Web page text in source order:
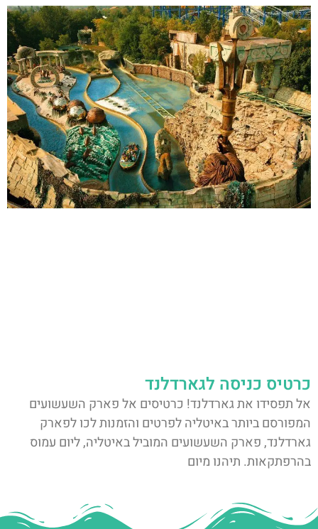
כרטיס כניסה לגארדלנד
אל תפסידו את גארדלנד! כרטיסים אל פארק השעשועים
המפורסם ביותר באיטליה לפרטים והזמנות לכו לפארק
גארדלנד, פארק השעשועים המוביל באיטליה, ליום עמוס
בהרפתקאות. תיהנו מיום